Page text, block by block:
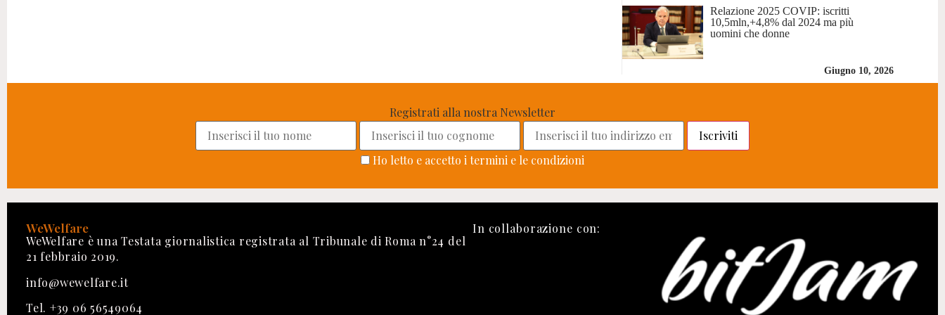
Relazione 2025 COVIP: iscritti
10,5mln,+4,8% dal 2024 ma più
uomini che donne
Giugno 10, 2026
Registrati alla nostra Newsletter
Ho letto e accetto i termini e le condizioni
WeWelfare
WeWelfare è una Testata giornalistica registrata al Tribunale di Roma n°24 del
21 febbraio 2019.
info@wewelfare.it
Tel. +39 06 56549064
In collaborazione con: